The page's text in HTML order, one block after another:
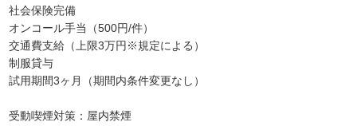
社会保険完備
オンコール手当（500円/件）
交通費支給（上限3万円※規定による）
制服貸与
試用期間3ヶ月（期間内条件変更なし）
受動喫煙対策：屋内禁煙